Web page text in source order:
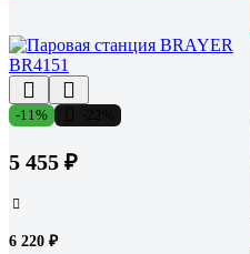
-11%
5 455 ₽
6 220 ₽